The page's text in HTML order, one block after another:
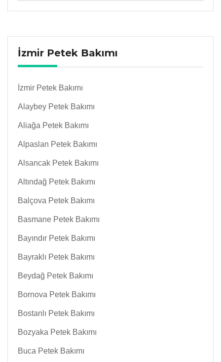
İzmir Petek Bakımı
İzmir Petek Bakımı
Alaybey Petek Bakımı
Aliağa Petek Bakımı
Alpaslan Petek Bakımı
Alsancak Petek Bakımı
Altındağ Petek Bakımı
Balçova Petek Bakımı
Basmane Petek Bakımı
Bayındır Petek Bakımı
Bayraklı Petek Bakımı
Beydağ Petek Bakımı
Bornova Petek Bakımı
Bostanlı Petek Bakımı
Bozyaka Petek Bakımı
Buca Petek Bakımı